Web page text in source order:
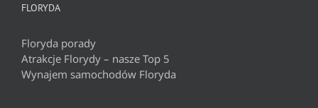
FLORYDA
Floryda porady
Atrakcje Florydy – nasze Top 5
Wynajem samochodów Floryda